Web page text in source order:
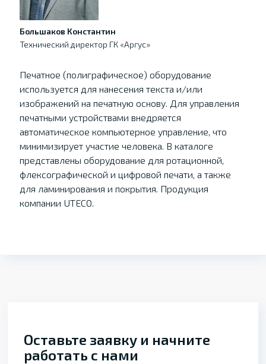
Большаков Константин
Технический директор ГК «Аргус»
Печатное (полиграфическое) оборудование
используется для нанесения текста и/или
изображений на печатную основу. Для управления
печатными устройствами внедряется
автоматическое компьютерное управление, что
минимизирует участие человека. В каталоге
представлены оборудование для ротационной,
флексографической и цифровой печати, а также
для ламинирования и покрытия. Продукция
компании UTECO.
Оставьте заявку и начните
работать с нами